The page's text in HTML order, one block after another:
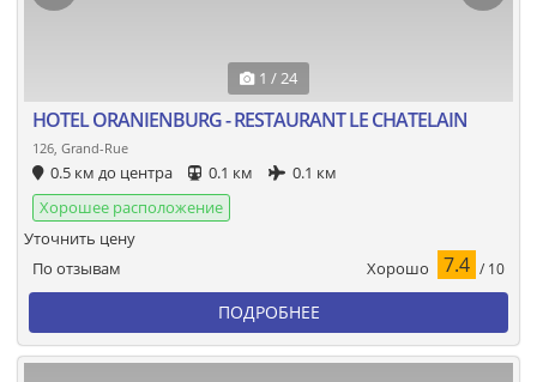
1 / 24
HOTEL ORANIENBURG - RESTAURANT LE CHATELAIN
126, Grand-Rue
0.5 км до центра 0.1 км
0.1 км
Хорошее расположение
По отзывам Хорошо 7.4 / 10
Уточнить цену
ПОДРОБНЕЕ